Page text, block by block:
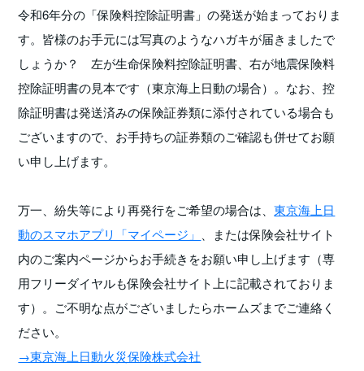
令和6年分の「保険料控除証明書」の発送が始まっておりま
す。皆様のお手元には写真のようなハガキが届きましたで
しょうか？ 左が生命保険料控除証明書、右が地震保険料
控除証明書の見本です（東京海上日動の場合）。なお、控
除証明書は発送済みの保険証券類に添付されている場合も
ございますので、お手持ちの証券類のご確認も併せてお願
い申し上げます。
万一、紛失等により再発行をご希望の場合は、東京海上日
動のスマホアプリ「マイページ」 、または保険会社サイト
内のご案内ページからお手続きをお願い申し上げます（専
用フリーダイヤルも保険会社サイト上に記載されておりま
す）。ご不明な点がございましたらホームズまでご連絡く
ださい。
→東京海上日動火災保険株式会社